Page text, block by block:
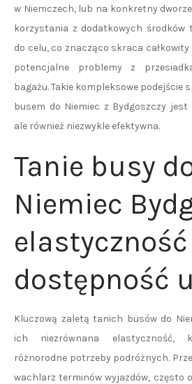
w Niemczech, lub na konkretny
korzystania z dodatkowych
do celu, co znacząco skraca
potencjalne problemy z
bagażu. Takie kompleksowe podejście
busem do Niemiec z Bydgoszczy
ale również niezwykle efektywna.
Tanie busy
Niemiec
dostępność
Kluczową zaletą tanich busów do
ich niezrównana elastyczność,
różnorodne potrzeby podróżnych.
wachlarz terminów wyjazdów, często